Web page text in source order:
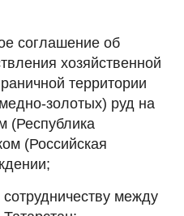
соглашение об
хозяйственной
территории
золотых) руд на
(Республика
(Российская
между